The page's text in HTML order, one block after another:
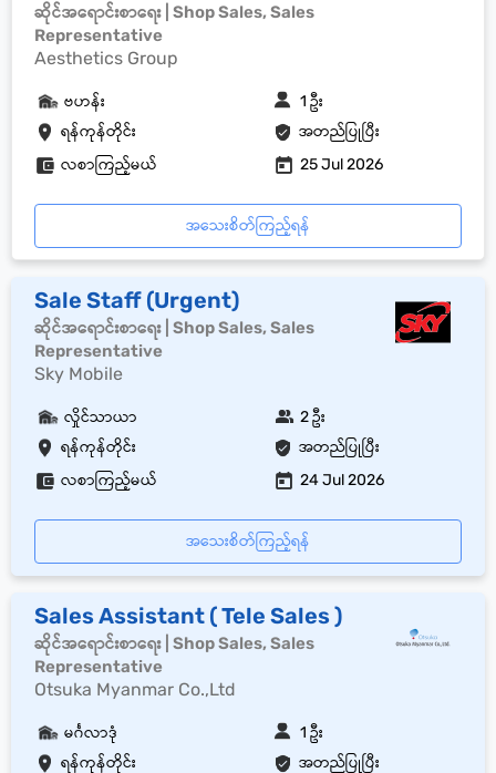
ဆိုင်အရောင်းစာရေး | Shop Sales, Sales
Representative
Aesthetics Group
ရန်ကုန်တိုင်း အတည်ပြုပြီး
ဗဟန်း 1 ဦး
လစာကြည့်မယ် 25 Jul 2026
အသေးစိတ်ကြည့်ရန်
Sale Staff (Urgent)
ဆိုင်အရောင်းစာရေး | Shop Sales, Sales
Representative
Sky Mobile
ရန်ကုန်တိုင်း အတည်ပြုပြီး
လှိုင်သာယာ 2 ဦး
လစာကြည့်မယ် 24 Jul 2026
အသေးစိတ်ကြည့်ရန်
Sales Assistant ( Tele Sales )
ဆိုင်အရောင်းစာရေး | Shop Sales, Sales
Representative
Otsuka Myanmar Co.,Ltd
ရန်ကုန်တိုင်း အတည်ပြုပြီး
မင်္ဂလာဒုံ 1 ဦး